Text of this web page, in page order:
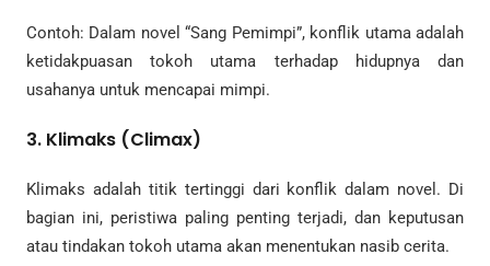
Contoh: Dalam novel “Sang Pemimpi”, konflik utama adalah
ketidakpuasan tokoh utama terhadap hidupnya dan
usahanya untuk mencapai mimpi.
3. Klimaks (Climax)
Klimaks adalah titik tertinggi dari konflik dalam novel. Di
bagian ini, peristiwa paling penting terjadi, dan keputusan
atau tindakan tokoh utama akan menentukan nasib cerita.